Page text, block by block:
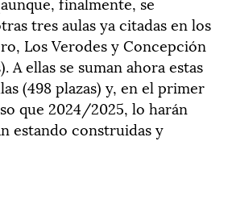
tres aulas ya citadas en los
Los Verodes y Concepción
A ellas se suman ahora estas
(498 plazas) y, en el primer
que 2024/2025, lo harán
estando construidas y